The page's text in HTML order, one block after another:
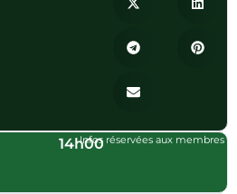
14h00Infos réservées aux membres